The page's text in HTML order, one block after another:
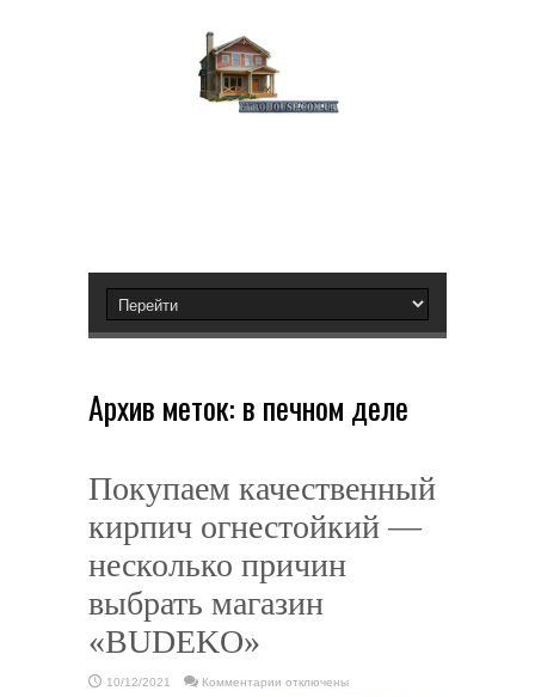
Архив меток: в печном деле
Покупаем качественный
кирпич огнестойкий —
несколько причин
выбрать магазин
«BUDEKO»
10/12/2021 Комментарии отключены